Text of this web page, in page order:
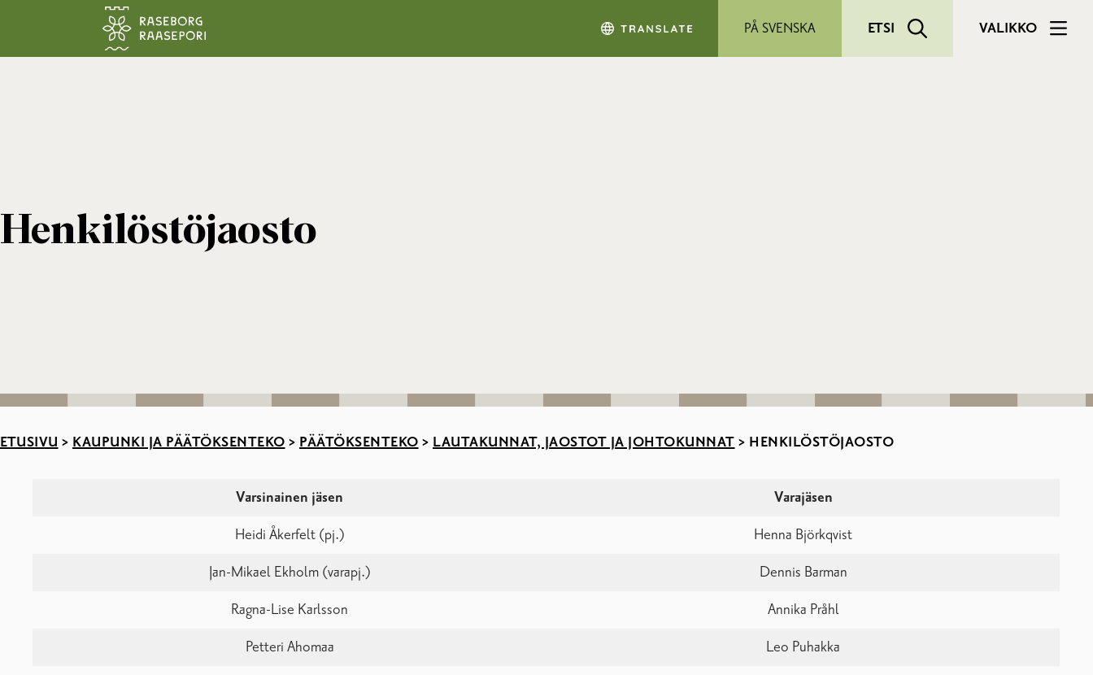
PÅ SVENSKA ETSI VALIKKO
Henkilöstöjaosto
ETUSIVU > KAUPUNKI JA PÄÄTÖKSENTEKO > PÄÄTÖKSENTEKO > LAUTAKUNNAT, JAOSTOT JA JOHTOKUNNAT > HENKILÖSTÖJAOSTO
Varsinainen jäsen Varajäsen
Heidi Åkerfelt (pj.) Henna Björkqvist
Jan-Mikael Ekholm (varapj.) Dennis Barman
Ragna-Lise Karlsson Annika Pråhl
Petteri Ahomaa Leo Puhakka